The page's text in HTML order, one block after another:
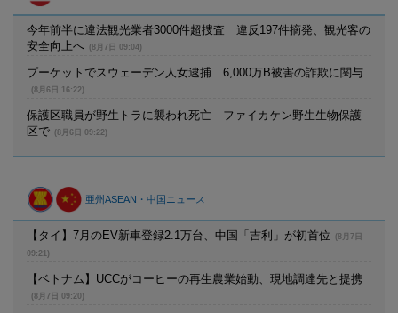
今年前半に違法観光業者3000件超捜査 違反197件摘発、観光客の
安全向上へ
(8月7日 09:04)
プーケットでスウェーデン人女逮捕 6,000万B被害の詐欺に関与
(8月6日 16:22)
保護区職員が野生トラに襲われ死亡 ファイカケン野生生物保護
区で
(8月6日 09:22)
亜州ASEAN・中国ニュース
【タイ】7月のEV新車登録2.1万台、中国「吉利」が初首位
(8月7日
09:21)
【ベトナム】UCCがコーヒーの再生農業始動、現地調達先と提携
(8月7日 09:20)